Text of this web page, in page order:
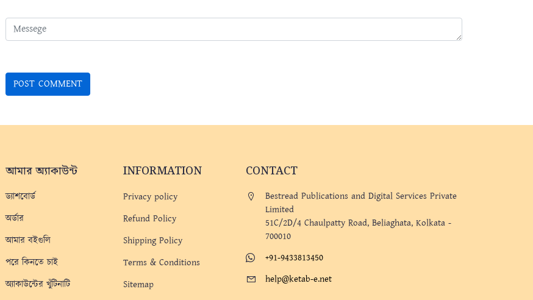
আমার অ্যাকাউন্ট
ড্যাশবোর্ড
অর্ডার
আমার বইগুলি
পরে কিনতে চাই
অ্যাকাউন্টের খুঁটিনাটি
INFORMATION
Privacy policy
Refund Policy
Shipping Policy
Terms & Conditions
Sitemap
CONTACT
Bestread Publications and Digital Services Private
Limited
51C/2D/4 Chaulpatty Road, Beliaghata, Kolkata -
700010
+91-9433813450
help@ketab-e.net